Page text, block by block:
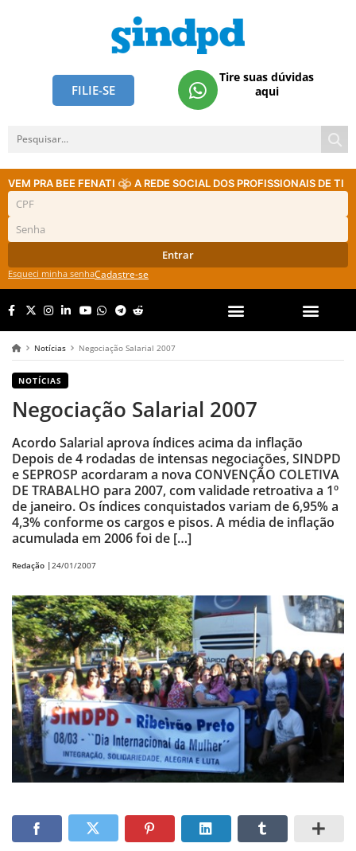
FILIE-SE
Tire suas dúvidas
aqui
VEM PRA BEE FENATI A REDE SOCIAL DOS PROFISSIONAIS DE TI
Entrar
Esqueci minha senhaCadastre-se
Notícias Negociação Salarial 2007
NOTÍCIAS
Negociação Salarial 2007
Acordo Salarial aprova índices acima da inflação
Depois de 4 rodadas de intensas negociações, SINDPD
e SEPROSP acordaram a nova CONVENÇÃO COLETIVA
DE TRABALHO para 2007, com validade retroativa a 1º
de janeiro. Os índices conquistados variam de 6,95% a
4,3% conforme os cargos e pisos. A média de inflação
acumulada em 2006 foi de […]
Redação |24/01/2007